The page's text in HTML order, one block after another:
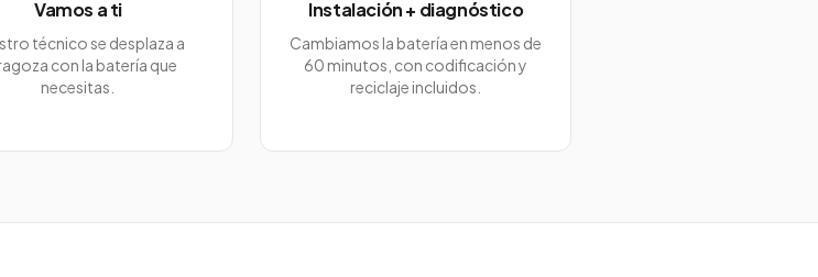
Vamos a ti
técnico se desplaza a
con la batería que
necesitas.
Instalación + diagnóstico
Cambiamos la batería en menos de
60 minutos, con codificación y
reciclaje incluidos.